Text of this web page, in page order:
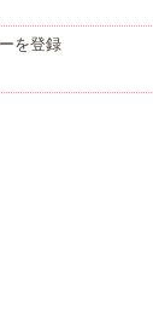
を登録